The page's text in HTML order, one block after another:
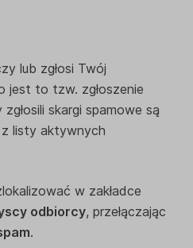
lub zgłosi Twój
jest to tzw. zgłoszenie
skargi spamowe są
listy aktywnych
w zakładce
odbiorcy, przełączając
.